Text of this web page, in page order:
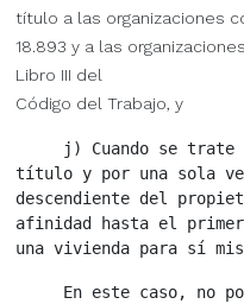
título a las organizaciones
18.893 y a las
Libro III del
Código del Trabajo, y
j) Cuando se trate
título y por una sola
descendiente del
afinidad hasta el
En este caso, no